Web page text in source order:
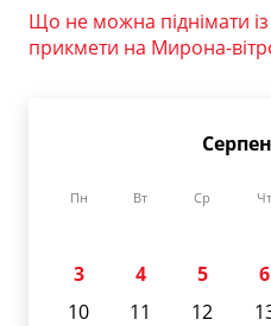
Що не можна піднімати
прикмети на Мирона-
Пн Вт Ср Чт
3
4 5 6
10
11 12